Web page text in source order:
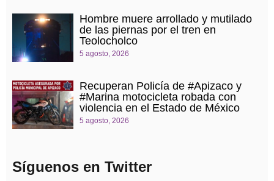
Hombre muere arrollado y mutilado
de las piernas por el tren en
Teolocholco
5 agosto, 2026
Recuperan Policía de #Apizaco y
#Marina motocicleta robada con
violencia en el Estado de México
5 agosto, 2026
Síguenos en Twitter